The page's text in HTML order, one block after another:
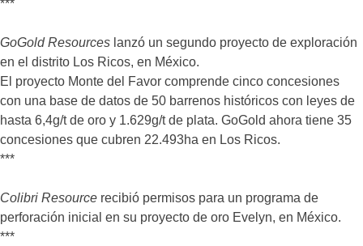
***
GoGold Resources lanzó un segundo proyecto de exploración
en el distrito Los Ricos, en México.
El proyecto Monte del Favor comprende cinco concesiones
con una base de datos de 50 barrenos históricos con leyes de
hasta 6,4g/t de oro y 1.629g/t de plata. GoGold ahora tiene 35
concesiones que cubren 22.493ha en Los Ricos.
***
Colibri Resource recibió permisos para un programa de
perforación inicial en su proyecto de oro Evelyn, en México.
***